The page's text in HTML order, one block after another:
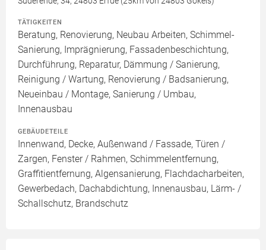
TÄTIGKEITEN
Beratung, Renovierung, Neubau Arbeiten, Schimmel-
Sanierung, Imprägnierung, Fassadenbeschichtung,
Durchführung, Reparatur, Dämmung / Sanierung,
Reinigung / Wartung, Renovierung / Badsanierung,
Neueinbau / Montage, Sanierung / Umbau,
Innenausbau
GEBÄUDETEILE
Innenwand, Decke, Außenwand / Fassade, Türen /
Zargen, Fenster / Rahmen, Schimmelentfernung,
Graffitientfernung, Algensanierung, Flachdacharbeiten,
Gewerbedach, Dachabdichtung, Innenausbau, Lärm- /
Schallschutz, Brandschutz